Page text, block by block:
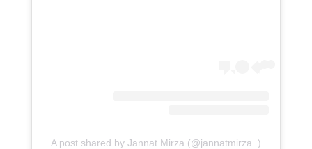
A post shared by Jannat Mirza (@jannatmirza_)